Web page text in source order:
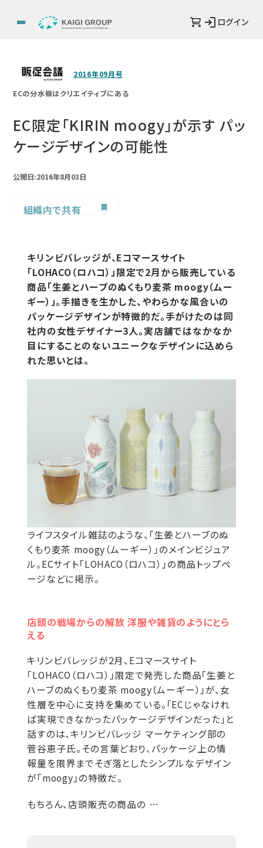
ログイン
2016年09月号
ECの分水嶺はクリエイティブにある
EC限定「KIRIN moogy」が示す パッ
ケージデザインの可能性
公開日:2016年8月03日
組織内で共有
キリンビバレッジが、Eコマースサイト
「LOHACO（ロハコ）」限定で2月から販売している
商品「生姜とハーブのぬくもり麦茶 moogy（ムー
ギー）」。手描きを生かした、やわらかな風合いの
パッケージデザインが特徴的だ。手がけたのは同
社内の女性デザイナー3人。実店舗ではなかなか
目にすることのないユニークなデザインに込めら
れた思いとは。
ライフスタイル雑誌のような、「生姜とハーブのぬ
くもり麦茶 moogy（ムーギー）」のメインビジュア
ル。ECサイト「LOHACO（ロハコ）」の商品トップペ
ージなどに掲示。
店頭の戦場からの解放 洋服や雑貨のようにとら
える
キリンビバレッジが2月、Eコマースサイト
「LOHACO（ロハコ）」限定で発売した商品「生姜と
ハーブのぬくもり麦茶 moogy（ムーギー）」が、女
性層を中心に支持を集めている。「ECじゃなけれ
ば実現できなかったパッケージデザインだった」と
話すのは、キリンビバレッジ マーケティング部の
菅谷恵子氏。その言葉どおり、パッケージ上の情
報量を限界までそぎ落としたシンプルなデザイン
が「moogy」の特徴だ。
もちろん、店頭販売の商品の …